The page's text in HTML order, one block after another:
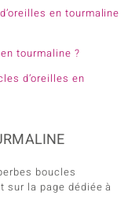
en tourmaline
tourmaline ?
d’oreilles en
boucles
sur la page dédiée à